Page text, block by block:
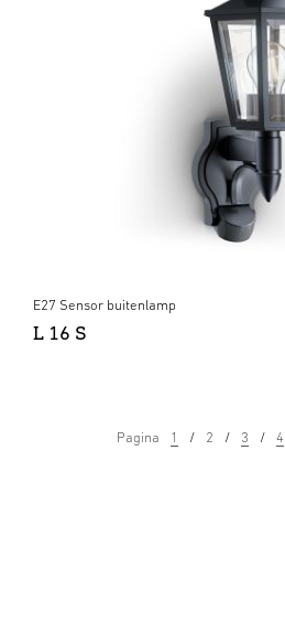
E27 Sensor buitenlamp
L 16 S
Pagina 1 2 3 4